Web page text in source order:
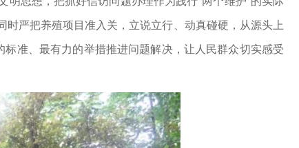
严把养殖项目准入关，立说立行、动真碰硬，从源头上
准、最有力的举措推进问题解决，让人民群众切实感受